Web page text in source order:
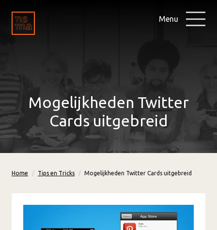
Menu
Mogelijkheden Twitter
Cards uitgebreid
Home Tips en Tricks Mogelijkheden Twitter Cards uitgebreid